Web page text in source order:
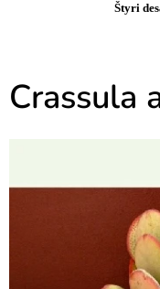
Štyri
Crassula